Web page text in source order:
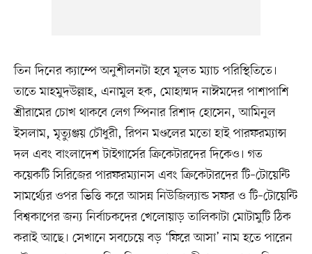
তিন দিনের ক্যাম্পে অনুশীলনটা হবে মূলত ম্যাচ পরিস্থিতিতে।
তাতে মাহমুদউল্লাহ, এনামুল হক, মোহাম্মদ নাঈমদের পাশাপাশি
শ্রীরামের চোখ থাকবে লেগ স্পিনার রিশাদ হোসেন, আমিনুল
ইসলাম, মৃত্যুঞ্জয় চৌধুরী, রিপন মণ্ডলের মতো হাই পারফরম্যান্স
দল এবং বাংলাদেশ টাইগার্সের ক্রিকেটারদের দিকেও। গত
কয়েকটি সিরিজের পারফরম্যানস এবং ক্রিকেটারদের টি–টোয়েন্টি
সামর্থ্যের ওপর ভিত্তি করে আসন্ন নিউজিল্যান্ড সফর ও টি–টোয়েন্টি
বিশ্বকাপের জন্য নির্বাচকদের খেলোয়াড় তালিকাটা মোটামুটি ঠিক
করাই আছে। সেখানে সবচেয়ে বড় ‘ফিরে আসা’ নাম হতে পারেন